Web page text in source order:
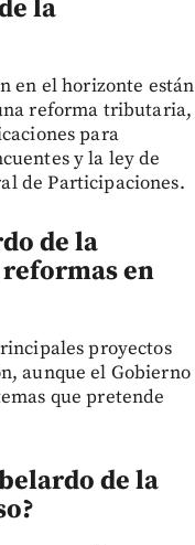
la
en el horizonte están
reforma tributaria,
para
y la ley de
de Participaciones.
de la
en
proyectos
aunque el Gobierno
que pretende
de la